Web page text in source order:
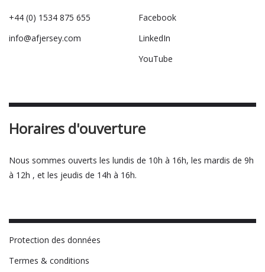
+44 (0) 1534 875 655
info@afjersey.com
Facebook
LinkedIn
YouTube
Horaires d'ouverture
Nous sommes ouverts les lundis de 10h à 16h, les mardis de 9h
à 12h , et les jeudis de 14h à 16h.
Protection des données
Termes & conditions